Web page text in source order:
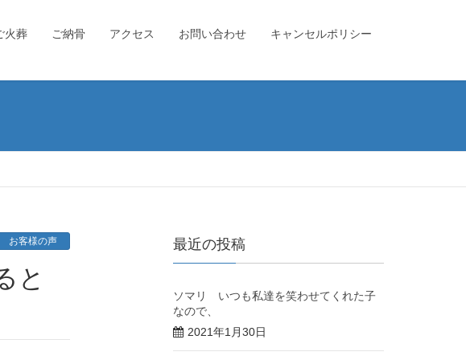
火葬 ご納骨 アクセス お問い合わせ キャンセルポリシー
お客様の声 最近の投稿
ソマリ いつも私達を笑わせてくれた子
なので、
2021年1月30日